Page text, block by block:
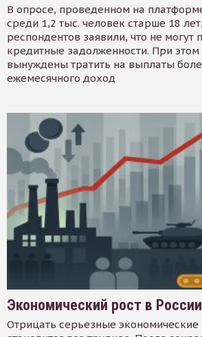
В опросе, проведенном на
среди 1,2 тыс. человек старше 18
респондентов заявили, что не могут
кредитные задолженности. При
вынуждены тратить на выплаты
ежемесячного доход
Экономический рост в
Отрицать серьезные